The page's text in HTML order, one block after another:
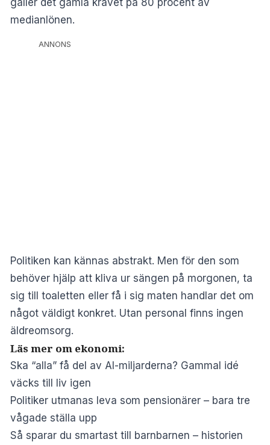
medianlönen.
ANNONS
Politiken kan kännas abstrakt. Men för den som
behöver hjälp att kliva ur sängen på morgonen, ta
sig till toaletten eller få i sig maten handlar det om
något väldigt konkret. Utan personal finns ingen
äldreomsorg.
Läs mer om ekonomi:
Ska “alla” få del av AI-miljarderna? Gammal idé
väcks till liv igen
Politiker utmanas leva som pensionärer – bara tre
vågade ställa upp
Så sparar du smartast till barnbarnen – historien